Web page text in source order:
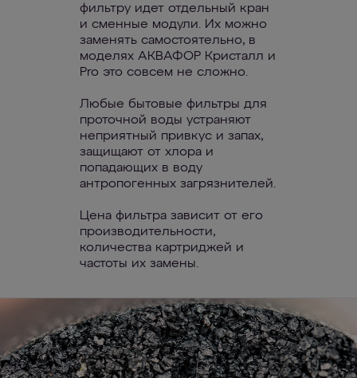
фильтру идет отдельный кран
и сменные модули. Их можно
заменять самостоятельно, в
моделях АКВАФОР Кристалл и
Pro это совсем не сложно.
Любые бытовые фильтры для
проточной воды устраняют
неприятный привкус и запах,
защищают от хлора и
попадающих в воду
антропогенных загрязнителей.
Цена фильтра зависит от его
производительности,
количества картриджей и
частоты их замены.